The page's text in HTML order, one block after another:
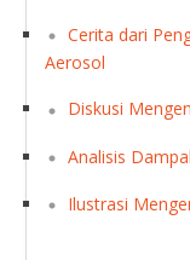
Cerita dari
Aerosol
Diskusi
Analisis
Ilustrasi